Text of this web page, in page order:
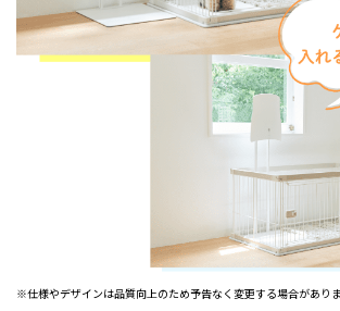
※仕様やデザインは品質向上のため予告なく変更する場合がありま